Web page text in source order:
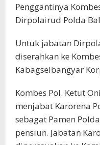
Penggantinya
Dirpolairud Polda
Untuk jabatan
diserahkan ke
Kabagselbangyar
Kombes Pol. Ketut
menjabat Karorena
sebagat Pamen
pensiun. Jabatan